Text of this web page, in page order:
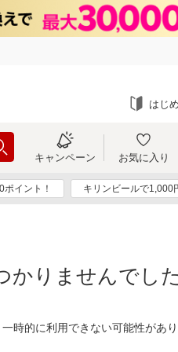
はじ
キャンペーン お気に入り
ポイント！ キリンビールで1,000
かりませんでし
時的に利用できない可能性があ